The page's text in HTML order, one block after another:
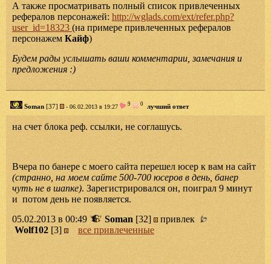
А также просматривать полный список привлеченных
рефералов персонажей: http://wglads.com/ext/refer.php?
user_id=18323(на примере привлеченных рефералов
персонажемКайф)
Будем рады услышать ваши комментарии, замечания и
предложения :)
Soman [37] - 06.02.2013 в 19:27 9 0 лучший ответ
на счет блока реф. ссылки, не соглашусь.
Вчера по банере с моего сайта перешел юсер к вам на сайт
(странно, на моем сайте 500-700 юсеров в день, банер
чуть не в шапке). Зарегистрировался он, поиграл 9 минут
и потом день не появляется.
05.02.2013 в 00:49
Soman [32]
привлек
Wolf102[3] все привлеченные